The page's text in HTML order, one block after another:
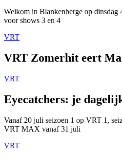
Welkom in Blankenberge op dinsdag
voor shows 3 en 4
VRT
VRT Zomerhit eert
VRT
Eyecatchers: je
Vanaf 20 juli seizoen 1 op VRT 1,
VRT MAX vanaf 31 juli
VRT